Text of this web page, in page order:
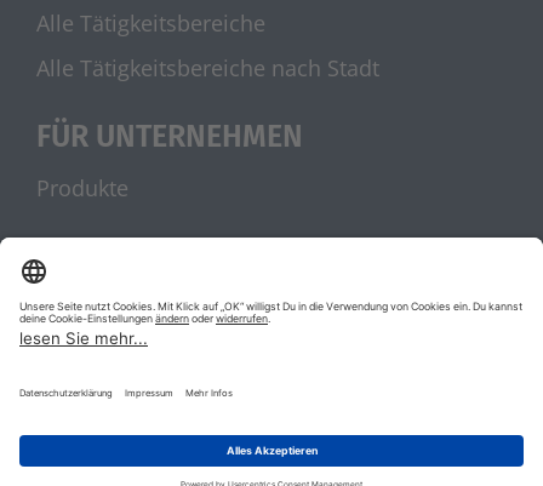
Alle Tätigkeitsbereiche
Alle Tätigkeitsbereiche nach Stadt
FÜR UNTERNEHMEN
Produkte
UNSERE PARTNER
stellenanzeigen.de
Jobblitz.de
AGB | Datenschutz | Impressum